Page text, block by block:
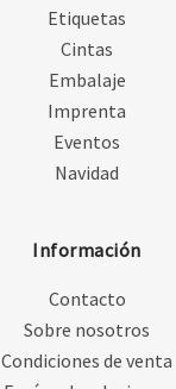
Etiquetas
Cintas
Embalaje
Imprenta
Eventos
Navidad
Información
Contacto
Sobre nosotros
Condiciones de venta